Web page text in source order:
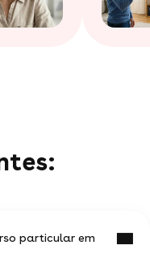
particular em